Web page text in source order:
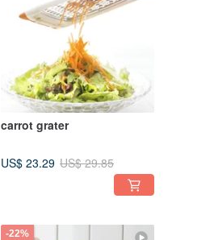
carrot grater
US$ 23.29 US$ 29.85
-22%